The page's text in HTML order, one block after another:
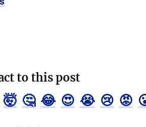
to this post
🤯 🤔 😂 😍 😭 😢 😡